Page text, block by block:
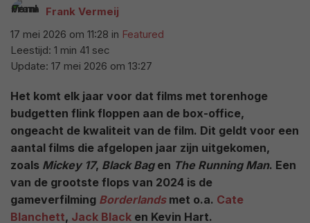
Frank Vermeij
17 mei 2026 om 11:28 in Featured
Leestijd: 1 min 41 sec
Update: 17 mei 2026 om 13:27
Het komt elk jaar voor dat films met torenhoge
budgetten flink floppen aan de box-office,
ongeacht de kwaliteit van de film. Dit geldt voor een
aantal films die afgelopen jaar zijn uitgekomen,
zoals Mickey 17, Black Bagen The Running Man. Een
van de grootste flops van 2024 is de
gameverfilming Borderlandsmet o.a. Cate
Blanchett, Jack Black en Kevin Hart.